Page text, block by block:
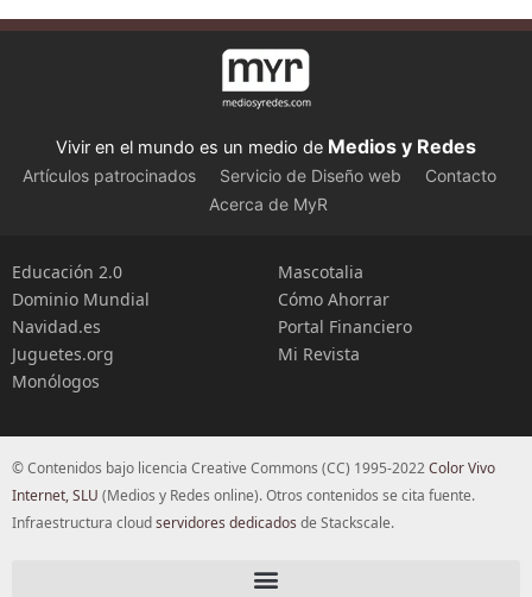
Vivir en el mundo es un medio de Medios y Redes
Artículos patrocinados Servicio de Diseño web
Contacto
Acerca de MyR
Educación 2.0
Dominio Mundial
Navidad.es
Juguetes.org
Monólogos
Mascotalia
Cómo Ahorrar
Portal Financiero
Mi Revista
© Contenidos bajo licencia Creative Commons (CC) 1995-2022Color Vivo
Internet, SLU (Medios y Redes online). Otros contenidos se cita fuente.
Infraestructura cloudservidores dedicados de Stackscale.